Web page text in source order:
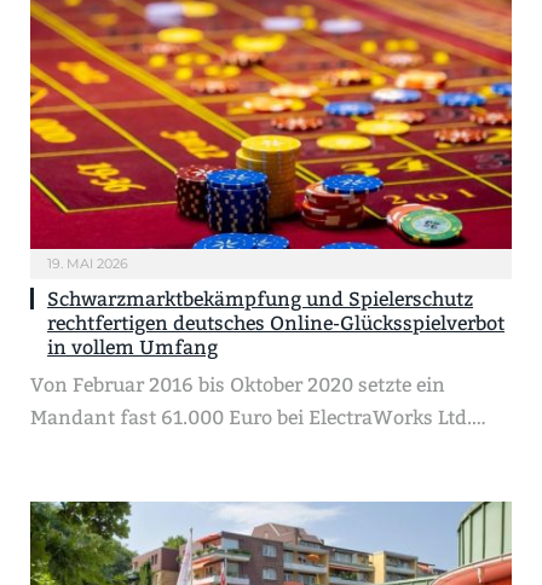
19. MAI 2026
Schwarzmarktbekämpfung und Spielerschutz
rechtfertigen deutsches Online-Glücksspielverbot
in vollem Umfang
Von Februar 2016 bis Oktober 2020 setzte ein
Mandant fast 61.000 Euro bei ElectraWorks Ltd.…